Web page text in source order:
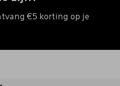
€5 korting op je